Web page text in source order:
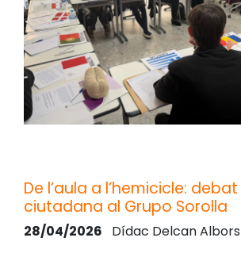
De l’aula a l’hemicicle:
ciutadana al Grupo Sorolla
28/04/2026 Dídac Delcan Albors